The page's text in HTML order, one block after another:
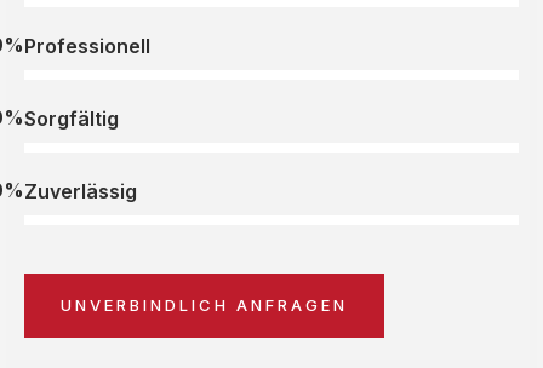
Professionell
Sorgfältig
Zuverlässig
UNVERBINDLICH ANFRAGEN